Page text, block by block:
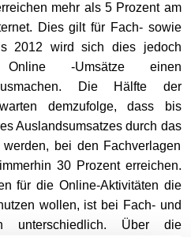
mehr als 5 Prozent am
Dies gilt für Fach- sowie
2012 wird sich dies jedoch
-Umsätze einen
Die Hälfte der
demzufolge, dass bis
Auslandsumsatzes durch das
werden, bei den Fachverlagen
30 Prozent erreichen.
für die Online-Aktivitäten die
wollen, ist bei Fach- und
unterschiedlich. Über die